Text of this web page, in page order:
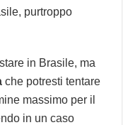
purtroppo
in Brasile, ma
che potresti tentare
massimo per il
in un caso